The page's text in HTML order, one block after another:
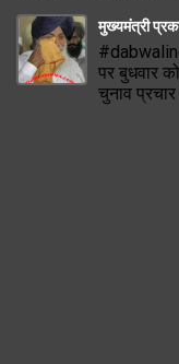
मुख्यमंत्री
पर बुधवार
चुनाव